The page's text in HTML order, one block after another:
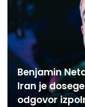
Benjamin
Iran je
odgovor